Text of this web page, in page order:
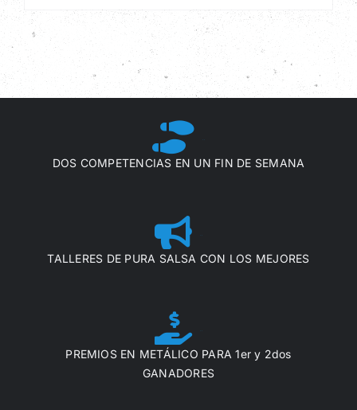
DOS COMPETENCIAS EN UN FIN DE SEMANA
TALLERES DE PURA SALSA CON LOS MEJORES
PREMIOS EN METÁLICO PARA 1er y 2dos
GANADORES